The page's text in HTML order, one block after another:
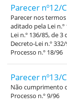
Parecer nº12/
Parecer nos termos
aditado pela Lei n.º
Lei n.º 136/85, de
Decreto-Lei n.º
Processo n.º 18/96
Parecer nº13/
Não cumprimento
Processo n.º 9/96